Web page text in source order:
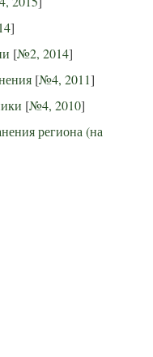
]
[№2, 2014]
[№4, 2011]
[№4, 2010]
региона (на